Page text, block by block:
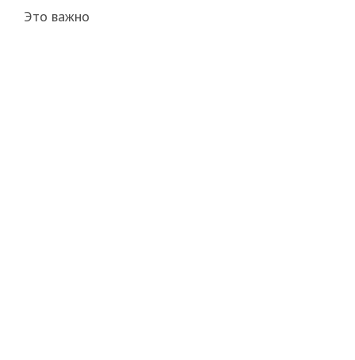
Это важно